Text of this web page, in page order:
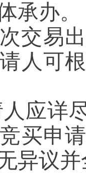
承办。
次交易
人可
应详
买申
异议